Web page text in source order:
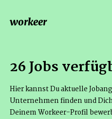
workeer
26 Jobs
Hier kannst Du aktuelle
Unternehmen finden und
Deinem Workeer-Profil